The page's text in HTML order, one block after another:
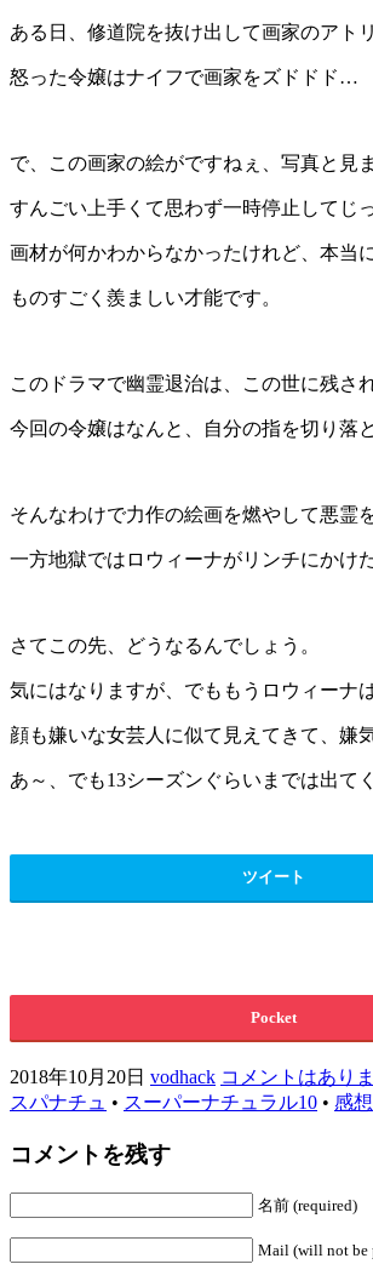
ある日、修道院を抜け出して画家のアト
怒った令嬢はナイフで画家をズドドド…
で、この画家の絵がですねぇ、写真と見
すんごい上手くて思わず一時停止してじ
画材が何かわからなかったけれど、本当
ものすごく羨ましい才能です。
このドラマで幽霊退治は、この世に残さ
今回の令嬢はなんと、自分の指を切り
そんなわけで力作の絵画を燃やして悪霊
一方地獄ではロウィーナがリンチにかけ
さてこの先、どうなるんでしょう。
気にはなりますが、でももうロウィーナ
顔も嫌いな女芸人に似て見えてきて、嫌
あ～、でも13シーズンぐらいまでは出て
ツイート
Pocket
2018年10月20日 vodhack コメントはありま
スパナチュ • スーパーナチュラル10 • 感想
コメントを残す
名前 (required)
Mail (will not be